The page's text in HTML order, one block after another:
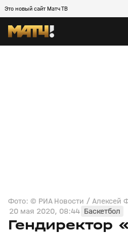
Это новый сайт Матч ТВ
Фото: © РИА Новости / Алексей
20 мая 2020, 08:44 Баскетбол
Гендиректор